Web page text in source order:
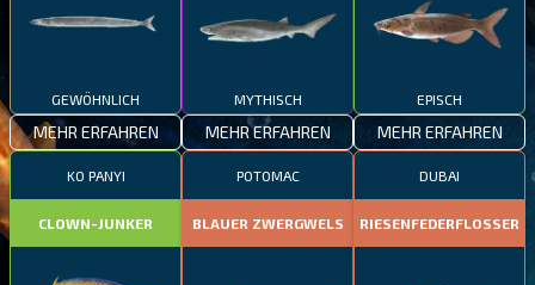
GEWÖHNLICH
MEHR ERFAHREN
MYTHISCH
MEHR ERFAHREN
EPISCH
MEHR ERFAHREN
KO PANYI
CLOWN-JUNKER
POTOMAC
BLAUER ZWERGWELS
DUBAI
RIESENFEDERFLOSSER